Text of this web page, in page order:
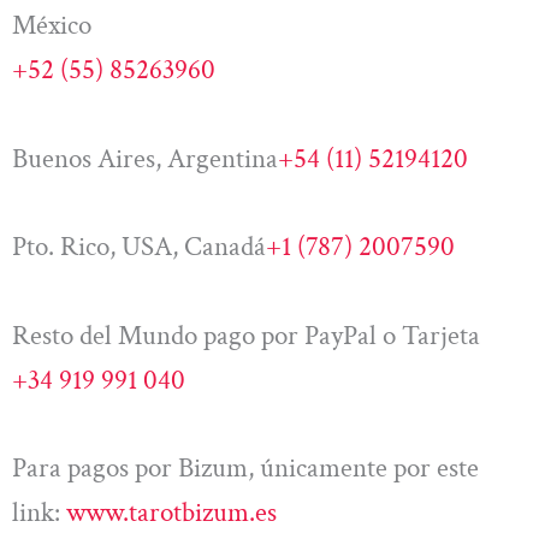
México
+52 (55) 85263960
Buenos Aires, Argentina+54 (11) 52194120
Pto. Rico, USA, Canadá+1 (787) 2007590
Resto del Mundo pago por PayPal o Tarjeta
+34 919 991 040
Para pagos por Bizum, únicamente por este
link: www.tarotbizum.es